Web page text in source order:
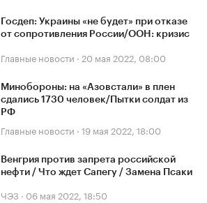
Госдеп: Украины «не будет» при отказе
от сопротивления России/ООН: кризис
Главные новости · 20 мая 2022, 08:00
Минобороны: на «Азовстали» в плен
сдались 1730 человек/Пытки солдат из
РФ
Главные новости · 19 мая 2022, 18:00
Венгрия против запрета российской
нефти / Что ждет Сапегу / Замена Псаки
ЧЭЗ · 06 мая 2022, 18:50